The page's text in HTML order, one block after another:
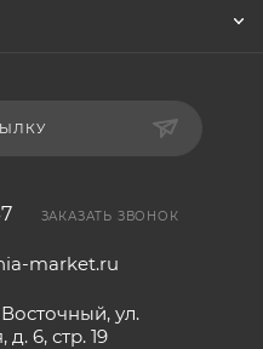
ЗАКАЗАТЬ ЗВОНОК
market.ru
ул.
6, стр. 19